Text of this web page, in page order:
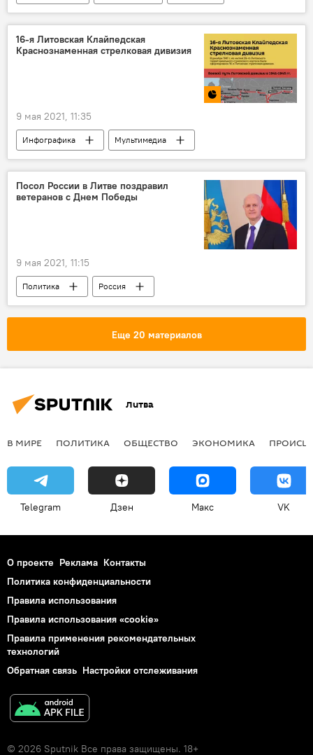
пенсионеры
социальные услуги
16-я Литовская Клайпедская
Краснознаменная стрелковая дивизия
9 мая 2021, 11:35
Инфографика
Мультимедиа
16-я Литовская стрелковая дивизия
16-я Литовская стрелковая дивизия
Посол России в Литве поздравил
ветеранов с Днем Победы
9 мая 2021, 11:15
Политика
Россия
Посольство России в Литве
Алексей Исаков
Еще 20 материалов
Литва
В МИРЕ ПОЛИТИКА ОБЩЕСТВО ЭКОНОМИКА
Telegram Дзен Макс VK
О проекте Реклама Контакты
Политика конфиденциальности
Правила использования
Правила использования «cookie»
Правила применения рекомендательных
технологий
Обратная связь Настройки отслеживания
© 2026 Sputnik Все права защищены. 18+